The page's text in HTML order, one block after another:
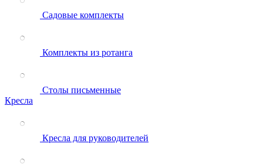
Садовые комплекты
Комплекты из ротанга
Столы письменные
Кресла
Кресла для руководителей